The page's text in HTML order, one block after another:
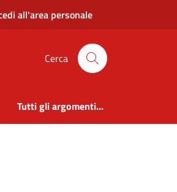
all'area personale
Cerca
Tutti gli argomenti...